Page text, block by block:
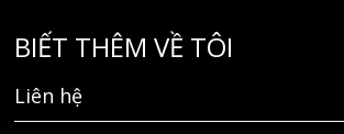
BIẾT THÊM VỀ TÔI
Liên hệ